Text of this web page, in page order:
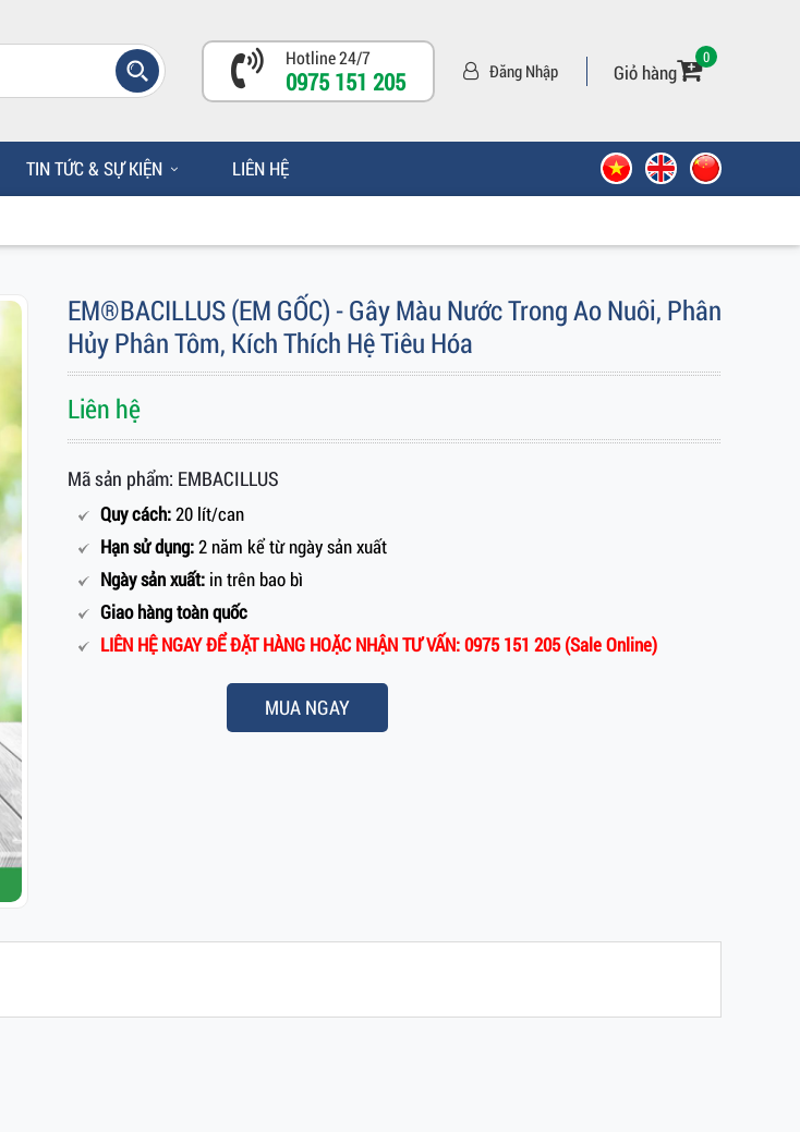
Hotline 24/7
0975 151 205 Đăng Nhập Giỏ hàng
0
TIN TỨC & SỰ KIỆN LIÊN HỆ
EM®BACILLUS (EM GỐC) - Gây Màu Nước Trong Ao Nuôi, Phân
Hủy Phân Tôm, Kích Thích Hệ Tiêu Hóa
Liên hệ
Mã sản phẩm: EMBACILLUS
Quy cách:20 lít/can
Hạn sử dụng:2 năm kể từ ngày sản xuất
Ngày sản xuất: in trên bao bì
Giao hàng toàn quốc
LIÊN HỆ NGAY ĐỂ ĐẶT HÀNG HOẶC NHẬN TƯ VẤN: 0975 151 205 (Sale Online)
MUA NGAY